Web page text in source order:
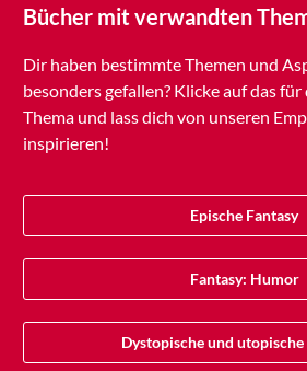
Bücher mit verwandten
Dir haben bestimmte Themen und
besonders gefallen? Klicke auf das
Thema und lass dich von unseren
inspirieren!
Epische Fantasy
Fantasy: Humor
Dystopische und